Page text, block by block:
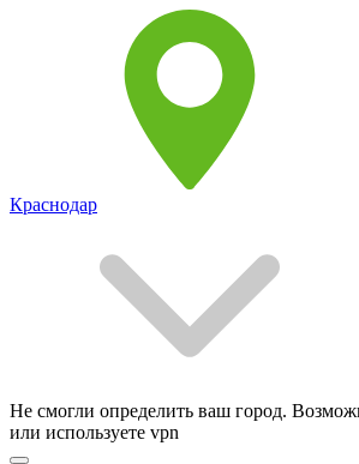
Краснодар
Не смогли определить ваш город.
или используете vpn